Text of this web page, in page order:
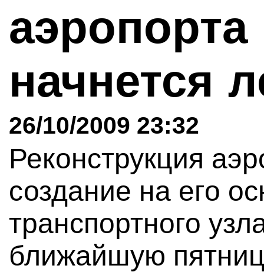
начнется
26/10/2009 23:32
Реконструкция
создание на его
транспортного
ближайшую